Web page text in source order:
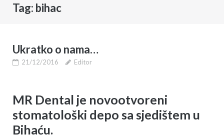
Tag: bihac
Ukratko o nama…
21/12/2016 Editor
MR Dental je novootvoreni
stomatološki depo sa sjedištem u
Bihaću.